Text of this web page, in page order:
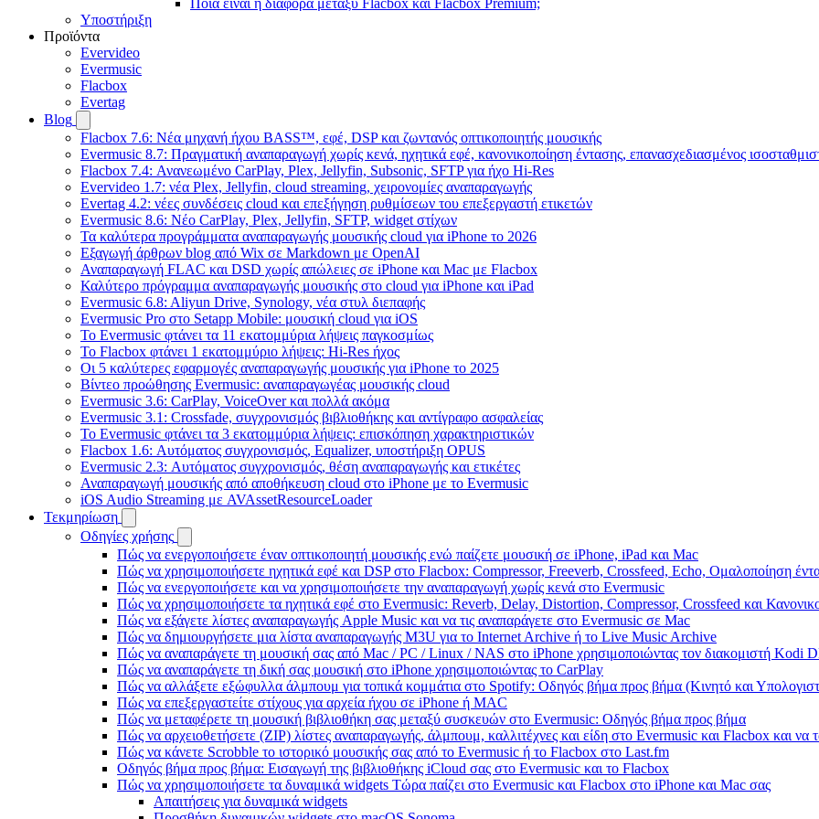
Ποια είναι η διαφορά μεταξύ Flacbox και Flacbox Premium;
Υποστήριξη
Προϊόντα
Evervideo
Evermusic
Flacbox
Evertag
Blog
Flacbox 7.6: Νέα μηχανή ήχου BASS™, εφέ, DSP και ζωντανός οπτικοποιητής μουσικής
Evermusic 8.7: Πραγματική αναπαραγωγή χωρίς κενά, ηχητικά εφέ, κανονικοποίηση έντασης, επανασχεδιασμένος
Flacbox 7.4: Ανανεωμένο CarPlay, Plex, Jellyfin, Subsonic, SFTP για ήχο Hi-Res
Evervideo 1.7: νέα Plex, Jellyfin, cloud streaming, χειρονομίες αναπαραγωγής
Evertag 4.2: νέες συνδέσεις cloud και επεξήγηση ρυθμίσεων του επεξεργαστή ετικετών
Evermusic 8.6: Νέο CarPlay, Plex, Jellyfin, SFTP, widget στίχων
Τα καλύτερα προγράμματα αναπαραγωγής μουσικής cloud για iPhone το 2026
Εξαγωγή άρθρων blog από Wix σε Markdown με OpenAI
Αναπαραγωγή FLAC και DSD χωρίς απώλειες σε iPhone και Mac με Flacbox
Καλύτερο πρόγραμμα αναπαραγωγής μουσικής στο cloud για iPhone και iPad
Evermusic 6.8: Aliyun Drive, Synology, νέα στυλ διεπαφής
Evermusic Pro στο Setapp Mobile: μουσική cloud για iOS
Το Evermusic φτάνει τα 11 εκατομμύρια λήψεις παγκοσμίως
Το Flacbox φτάνει 1 εκατομμύριο λήψεις: Hi-Res ήχος
Οι 5 καλύτερες εφαρμογές αναπαραγωγής μουσικής για iPhone το 2025
Βίντεο προώθησης Evermusic: αναπαραγωγέας μουσικής cloud
Evermusic 3.6: CarPlay, VoiceOver και πολλά ακόμα
Evermusic 3.1: Crossfade, συγχρονισμός βιβλιοθήκης και αντίγραφο ασφαλείας
Το Evermusic φτάνει τα 3 εκατομμύρια λήψεις: επισκόπηση χαρακτηριστικών
Flacbox 1.6: Αυτόματος συγχρονισμός, Equalizer, υποστήριξη OPUS
Evermusic 2.3: Αυτόματος συγχρονισμός, θέση αναπαραγωγής και ετικέτες
Αναπαραγωγή μουσικής από αποθήκευση cloud στο iPhone με το Evermusic
iOS Audio Streaming με AVAssetResourceLoader
Τεκμηρίωση
Οδηγίες χρήσης
Πώς να ενεργοποιήσετε έναν οπτικοποιητή μουσικής ενώ παίζετε μουσική σε iPhone, iPad και Mac
Πώς να χρησιμοποιήσετε ηχητικά εφέ και DSP στο Flacbox: Compressor, Freeverb, Crossfeed, Echo, Ομαλοποίηση
Πώς να ενεργοποιήσετε και να χρησιμοποιήσετε την αναπαραγωγή χωρίς κενά στο Evermusic
Πώς να χρησιμοποιήσετε τα ηχητικά εφέ στο Evermusic: Reverb, Delay, Distortion, Compressor, Crossfeed και
Πώς να εξάγετε λίστες αναπαραγωγής Apple Music και να τις αναπαράγετε στο Evermusic σε Mac
Πώς να δημιουργήσετε μια λίστα αναπαραγωγής M3U για το Internet Archive ή το Live Music Archive
Πώς να αναπαράγετε τη μουσική σας από Mac / PC / Linux / NAS στο iPhone χρησιμοποιώντας τον διακομιστή Kodi
Πώς να αναπαράγετε τη δική σας μουσική στο iPhone χρησιμοποιώντας το CarPlay
Πώς να αλλάξετε εξώφυλλα άλμπουμ για τοπικά κομμάτια στο Spotify: Οδηγός βήμα προς βήμα (Κινητό και
Πώς να επεξεργαστείτε στίχους για αρχεία ήχου σε iPhone ή MAC
Πώς να μεταφέρετε τη μουσική βιβλιοθήκη σας μεταξύ συσκευών στο Evermusic: Οδηγός βήμα προς βήμα
Πώς να αρχειοθετήσετε (ZIP) λίστες αναπαραγωγής, άλμπουμ, καλλιτέχνες και είδη στο Evermusic και Flacbox και
Πώς να κάνετε Scrobble το ιστορικό μουσικής σας από το Evermusic ή το Flacbox στο Last.fm
Οδηγός βήμα προς βήμα: Εισαγωγή της βιβλιοθήκης iCloud σας στο Evermusic και το Flacbox
Πώς να χρησιμοποιήσετε τα δυναμικά widgets Τώρα παίζει στο Evermusic και Flacbox στο iPhone και Mac σας
Απαιτήσεις για δυναμικά widgets